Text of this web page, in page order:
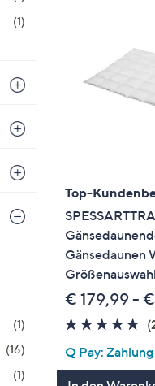
(1)
(1)
(16)
(1)
Top-
Gänsedaunen
Größenauswahl
€ 179,99 -
5
Q Pay: